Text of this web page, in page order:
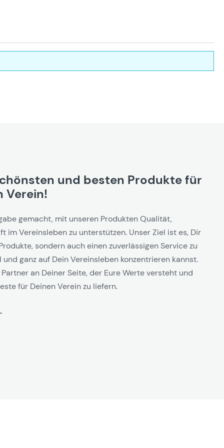
und besten Produkte für
Verein!
gemacht, mit unseren Produkten Qualität,
im Vereinsleben zu unterstützen. Unser Ziel ist es, Dir
sondern auch einen zuverlässigen Service zu
ganz auf Dein Vereinsleben konzentrieren kannst.
an Deiner Seite, der Eure Werte versteht und
für Deinen Verein zu liefern.